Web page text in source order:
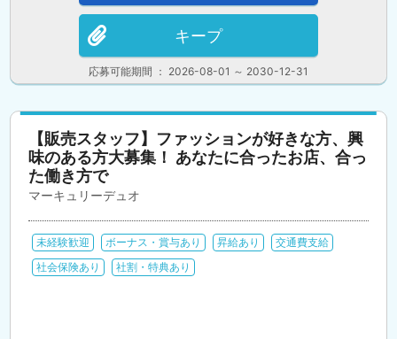
応募可能期間 ： 2026-08-01 ～ 2030-12-31
キープ
【販売スタッフ】ファッションが好きな方、興
味のある方大募集！ あなたに合ったお店、合っ
た働き方で
マーキュリーデュオ
未経験歓迎 ボーナス・賞与あり 昇給あり
交通費支給
社会保険あり
社割・特典あり